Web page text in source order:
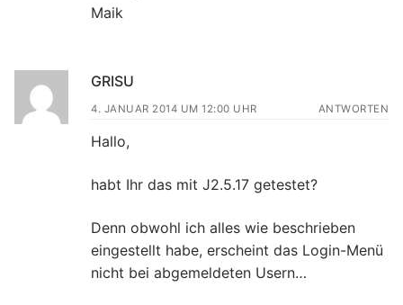
Maik
GRISU
4. JANUAR 2014 UM 12:00 UHR ANTWORTEN
Hallo,
habt Ihr das mit J2.5.17 getestet?
Denn obwohl ich alles wie beschrieben
eingestellt habe, erscheint das Login-Menü
nicht bei abgemeldeten Usern…